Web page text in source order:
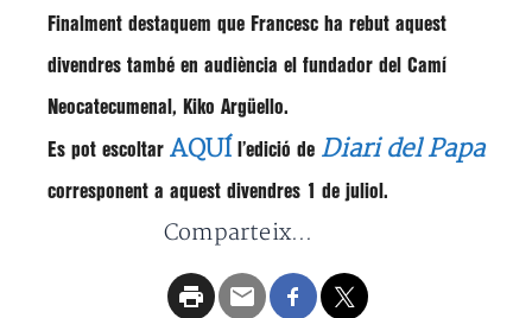
Finalment destaquem que Francesc ha rebut aquest
divendres també en audiència el fundador del Camí
Neocatecumenal, Kiko Argüello.
Es pot escoltar AQUÍ l’edició de Diari del Papa
corresponent a aquest divendres 1 de juliol.
Comparteix...